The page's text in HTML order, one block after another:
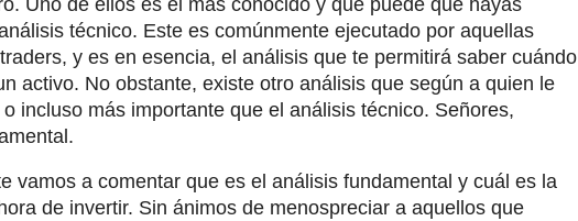
Uno de ellos es el más conocido y que puede que hayas
técnico. Este es comúnmente ejecutado por aquellas
y es en esencia, el análisis que te permitirá saber cuándo
activo. No obstante, existe otro análisis que según a quien le
incluso más importante que el análisis técnico. Señores,
vamos a comentar que es el análisis fundamental y cuál es la
de invertir. Sin ánimos de menospreciar a aquellos que